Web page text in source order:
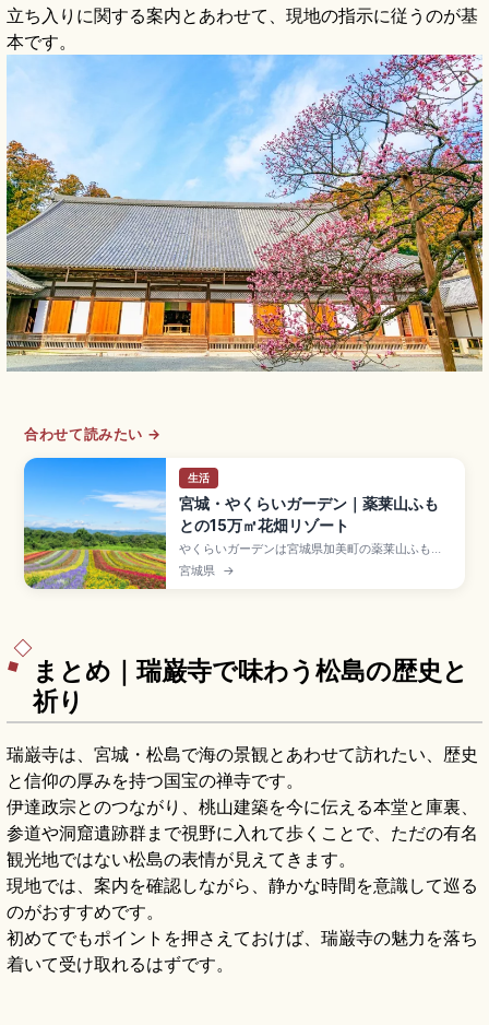
立ち入りに関する案内とあわせて、現地の指示に従うのが基
本です。
合わせて読みたい →
生活
宮城・やくらいガーデン｜薬莱山ふも
との15万㎡花畑リゾート
やくらいガーデンは宮城県加美町の薬莱山ふもと
に広がる総面積約15万㎡(東京ドーム約3個分)の高
原ガーデンで、栽培植物約400種類の8つのテー
宮城県 →
まとめ｜瑞巌寺で味わう松島の歴史と
祈り
瑞巌寺は、宮城・松島で海の景観とあわせて訪れたい、歴史
と信仰の厚みを持つ国宝の禅寺です。
伊達政宗とのつながり、桃山建築を今に伝える本堂と庫裏、
参道や洞窟遺跡群まで視野に入れて歩くことで、ただの有名
観光地ではない松島の表情が見えてきます。
現地では、案内を確認しながら、静かな時間を意識して巡る
のがおすすめです。
初めてでもポイントを押さえておけば、瑞巌寺の魅力を落ち
着いて受け取れるはずです。